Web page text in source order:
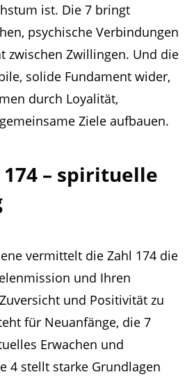
ist. Die 7 bringt
psychische Verbindungen
zwischen Zwillingen. Und die
solide Fundament wider,
durch Loyalität,
Ziele aufbauen.
174 – spirituelle
vermittelt die Zahl 174 die
und Ihren
und Positivität zu
für Neuanfänge, die 7
Erwachen und
4 stellt starke Grundlagen